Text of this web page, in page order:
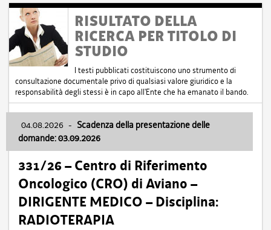
RISULTATO DELLA
RICERCA PER TITOLO DI
STUDIO
I testi pubblicati costituiscono uno strumento di
consultazione documentale privo di qualsiasi valore giuridico e la
responsabilità degli stessi è in capo all'Ente che ha emanato il bando.
04.08.2026 - Scadenza della presentazione delle
domande: 03.09.2026
331/26 – Centro di Riferimento
Oncologico (CRO) di Aviano –
DIRIGENTE MEDICO – Disciplina:
RADIOTERAPIA